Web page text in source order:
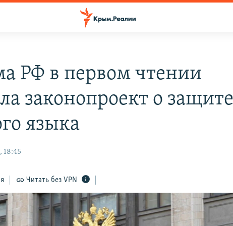
РФ в первом чтении
законопроект о защите
языка
18:45
Читать без VPN